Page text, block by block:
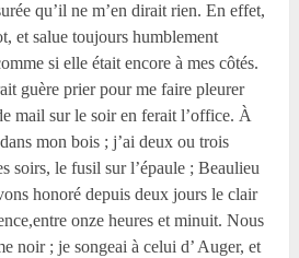
qu’il ne m’en dirait rien. En effet,
et salue toujours humblement
si elle était encore à mes côtés.
guère prier pour me faire pleurer
mail sur le soir en ferait l’office. À
mon bois ; j’ai deux ou trois
soirs, le fusil sur l’épaule ; Beaulieu
honoré depuis deux jours le clair
onze heures et minuit. Nous
noir ; je songeai à celui d’ Auger, et